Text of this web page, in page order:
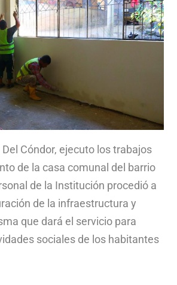
Del Cóndor, ejecuto los trabajos
de la casa comunal del barrio
de la Institución procedió a
de la infraestructura y
que dará el servicio para
sociales de los habitantes